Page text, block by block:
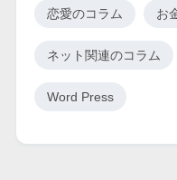
恋愛のコラム お
ネット関連のコラム
Word Press